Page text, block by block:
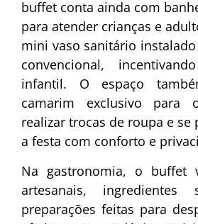
buffet conta ainda com
para atender crianças e
mini vaso sanitário
convencional,
infantil. O espaço
camarim exclusivo para
realizar trocas de roupa e se
a festa com conforto e
Na gastronomia, o buffet
artesanais, ingredientes
preparações feitas para